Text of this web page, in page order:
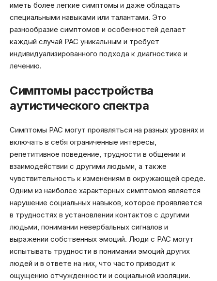
иметь более легкие симптомы и даже обладать
специальными навыками или талантами. Это
разнообразие симптомов и особенностей делает
каждый случай РАС уникальным и требует
индивидуализированного подхода к диагностике и
лечению.
Симптомы расстройства
аутистического спектра
Симптомы РАС могут проявляться на разных уровнях и
включать в себя ограниченные интересы,
репетитивное поведение, трудности в общении и
взаимодействии с другими людьми, а также
чувствительность к изменениям в окружающей среде.
Одним из наиболее характерных симптомов является
нарушение социальных навыков, которое проявляется
в трудностях в установлении контактов с другими
людьми, понимании невербальных сигналов и
выражении собственных эмоций. Люди с РАС могут
испытывать трудности в понимании эмоций других
людей и в ответе на них, что часто приводит к
ощущению отчужденности и социальной изоляции.